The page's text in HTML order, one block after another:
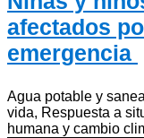
afectados
emergencia
Agua potable y
vida, Respuesta a
humana y cambio